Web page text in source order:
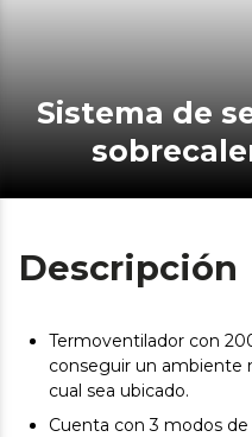
Sistema de seguridad contra
Descripción
Termoventilador con
conseguir un ambiente
cual sea ubicado.
Cuenta con 3 modos